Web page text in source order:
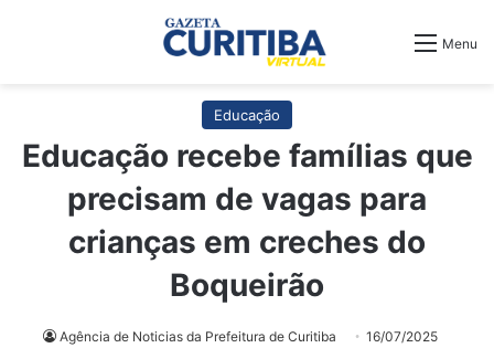
Menu
Educação
Educação recebe famílias que
precisam de vagas para
crianças em creches do
Boqueirão
Agência de Noticias da Prefeitura de Curitiba 16/07/2025